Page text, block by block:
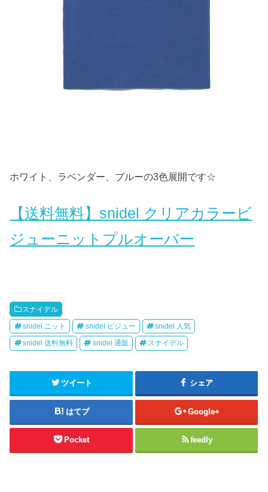
ホワイト、ラベンダー、ブルーの3色展開です☆
【送料無料】snidel クリアカラービ
ジューニットプルオーバー
スナイデル
snidel ニット snidel ビジュー snidel 人気
snidel 送料無料 snidel 通販 スナイデル
ツイート シェア
はてブ Google+
Pocket feedly